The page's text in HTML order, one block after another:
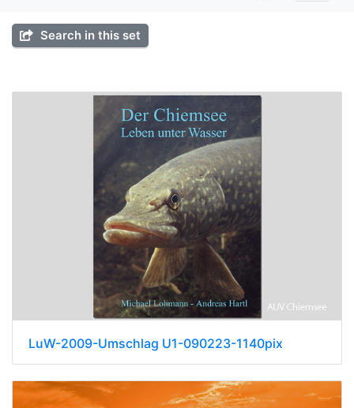
Search in this set
LuW-2009-Umschlag U1-090223-1140pix